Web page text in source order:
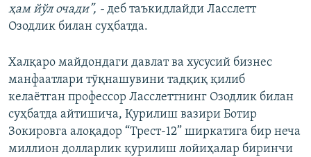
ҳам йўл очади”, - деб таъкидлайди Ласслетт
Озодлик билан суҳбатда.
Халқаро майдондаги давлат ва хусусий бизнес
манфаатлари тўқнашувини тадқиқ қилиб
келаëтган профессор Ласслеттнинг Озодлик билан
суҳбатда айтишича, Қурилиш вазири Ботир
Зокировга алоқадор “Трест-12” ширкатига бир неча
миллион долларлик қурилиш лойиҳалар биринчи